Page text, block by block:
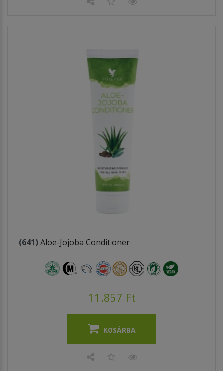
(641)Aloe-Jojoba Conditioner
11.857 Ft
KOSÁRBA